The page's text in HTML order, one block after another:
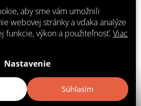
aby sme vám umožnili
webovej stránky a vďaka analýze
funkcie, výkon a použiteľnosť. Viac
Nastavenie
Súhlasím